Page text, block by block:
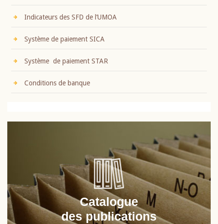
Indicateurs des SFD de l’UMOA
Système de paiement SICA
Système de paiement STAR
Conditions de banque
Catalogue
des publications